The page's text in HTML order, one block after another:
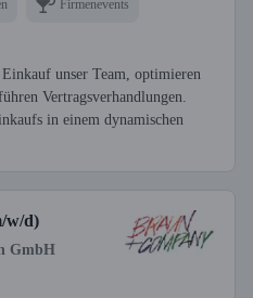
Firmenevents
unser Team, optimieren
Vertragsverhandlungen.
in einem dynamischen
w/d)
GmbH